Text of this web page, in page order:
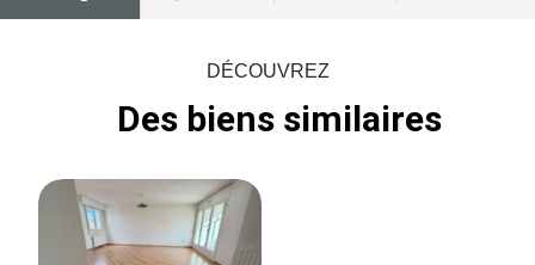
DÉCOUVREZ
Des biens similaires